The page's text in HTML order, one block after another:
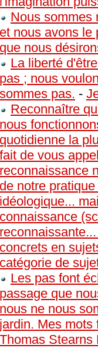
Nous sommes
et nous avons le
que nous
La liberté
pas ; nous
sommes pas. -
Reconnaître
nous
quotidienne la
fait de vous
reconnaissance
de notre
idéologique...
connaissance
concrets en
catégorie de
Les pas font
passage que
nous ne nous
jardin. Mes mots
Thomas Stearns